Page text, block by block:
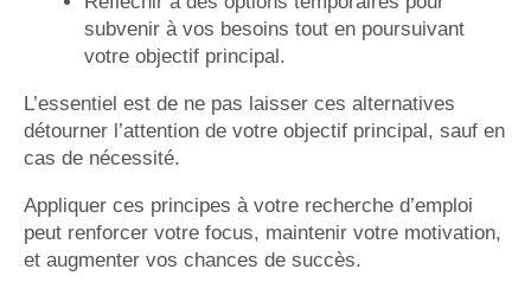
subvenir à vos besoins tout en poursuivant
votre objectif principal.
L’essentiel est de ne pas laisser ces alternatives
détourner l’attention de votre objectif principal, sauf en
cas de nécessité.
Appliquer ces principes à votre recherche d’emploi
peut renforcer votre focus, maintenir votre motivation,
et augmenter vos chances de succès.